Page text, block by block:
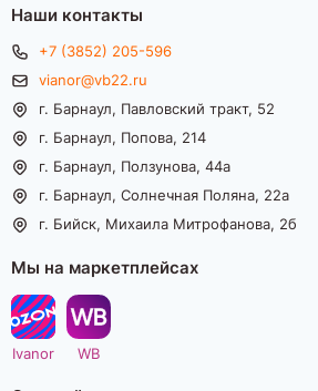
Наши контакты
+7 (3852) 205-596
vianor@vb22.ru
г. Барнаул, Павловский тракт, 52
г. Барнаул, Попова, 214
г. Барнаул, Ползунова, 44а
г. Барнаул, Солнечная Поляна, 22а
г. Бийск, Михаила Митрофанова, 2б
Мы на маркетплейсах
Ivanor WB